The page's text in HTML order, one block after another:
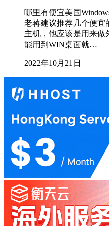
哪里有便宜美国
老蒋建议推荐几个便宜
主机，他应该是用来做
能用到WIN桌面就…
2022年10月21日